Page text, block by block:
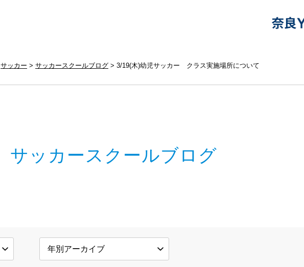
サッカー サッカースクールブログ 3/19(木)幼児サッカー クラス実施場所について
サッカースクールブログ